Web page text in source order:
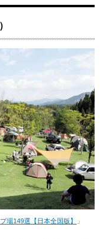
場149選【日本全国版】 」